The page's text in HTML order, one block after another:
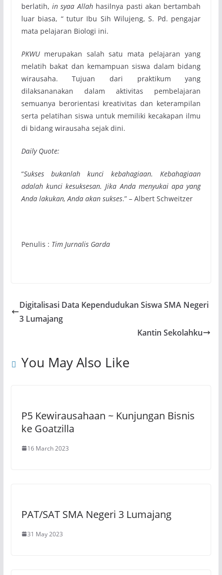
berlatih,in syaa Allahhasilnya pasti akan bertambah
luar biasa, “ tutur Ibu Sih Wilujeng, S. Pd. pengajar
mata pelajaran Biologi ini.
PKWUmerupakan salah satu mata pelajaran yang
melatih bakat dan kemampuan siswa dalam bidang
wirausaha. Tujuan dari praktikum yang
dilaksananakan dalam aktivitas pembelajaran
semuanya berorientasi kreativitas dan keterampilan
serta pelatihan siswa untuk memiliki kecakapan ilmu
di bidang wirausaha sejak dini.
Daily Quote:
“Sukses bukanlah kunci kebahagiaan. Kebahagiaan
adalah kunci kesuksesan. Jika Anda menyukai apa yang
Anda lakukan, Anda akan sukses.” – Albert Schweitzer
Penulis : Tim Jurnalis Garda
Digitalisasi Data Kependudukan Siswa SMA Negeri
3 Lumajang
Kantin Sekolahku
You May Also Like
P5 Kewirausahaan ~ Kunjungan Bisnis
ke Goatzilla
16 March 2023
PAT/SAT SMA Negeri 3 Lumajang
31 May 2023